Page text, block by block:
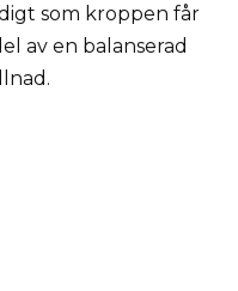
som kroppen får
av en balanserad